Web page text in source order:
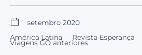
setembro 2020
América Latina
Revista Esperança
Viagens GO anteriores